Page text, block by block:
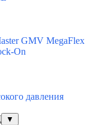
GMV MegaFlex
On
давления
▼